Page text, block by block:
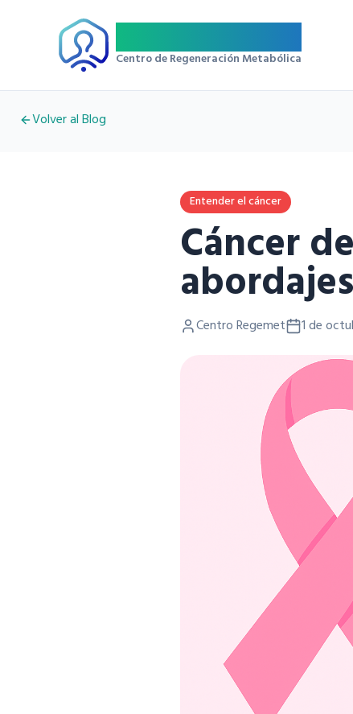
Centro de Regeneración Metabólica
Volver al Blog
Entender el cáncer
Cáncer
Centro Regemet 1 de